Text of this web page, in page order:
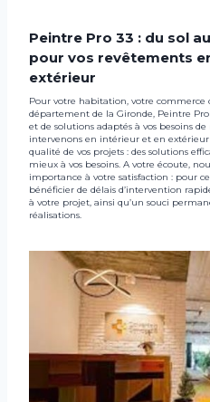
Peintre Pro 33 : du sol
pour vos revêtements
extérieur
Pour votre habitation, votre commerce
département de la Gironde, Peintre
et de solutions adaptés à vos besoins
intervenons en intérieur et en
qualité de vos projets : des solutions
mieux à vos besoins. A votre écoute,
importance à votre satisfaction : pour
bénéficier de délais d’intervention
à votre projet, ainsi qu’un souci
réalisations.